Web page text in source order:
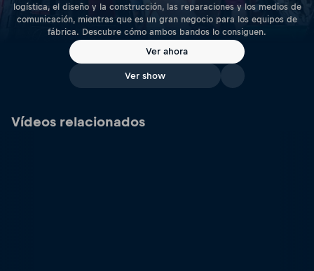
logística, el diseño y la construcción, las reparaciones y los medios de
comunicación, mientras que es un gran negocio para los equipos de
fábrica. Descubre cómo ambos bandos lo consiguen.
Ver ahora
Ver show
Vídeos relacionados